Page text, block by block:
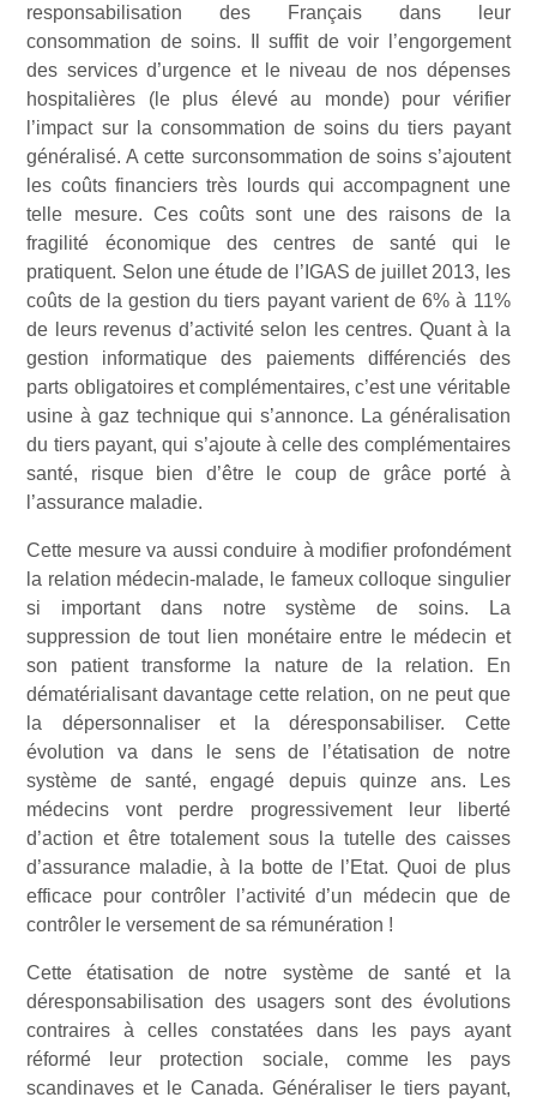
responsabilisation des Français dans leur
consommation de soins. Il suffit de voir l’engorgement
des services d’urgence et le niveau de nos dépenses
hospitalières (le plus élevé au monde) pour vérifier
l’impact sur la consommation de soins du tiers payant
généralisé. A cette surconsommation de soins s’ajoutent
les coûts financiers très lourds qui accompagnent une
telle mesure. Ces coûts sont une des raisons de la
fragilité économique des centres de santé qui le
pratiquent. Selon une étude de l’IGAS de juillet 2013, les
coûts de la gestion du tiers payant varient de 6% à 11%
de leurs revenus d’activité selon les centres. Quant à la
gestion informatique des paiements différenciés des
parts obligatoires et complémentaires, c’est une véritable
usine à gaz technique qui s’annonce. La généralisation
du tiers payant, qui s’ajoute à celle des complémentaires
santé, risque bien d’être le coup de grâce porté à
l’assurance maladie.
Cette mesure va aussi conduire à modifier profondément
la relation médecin-malade, le fameux colloque singulier
si important dans notre système de soins. La
suppression de tout lien monétaire entre le médecin et
son patient transforme la nature de la relation. En
dématérialisant davantage cette relation, on ne peut que
la dépersonnaliser et la déresponsabiliser. Cette
évolution va dans le sens de l’étatisation de notre
système de santé, engagé depuis quinze ans. Les
médecins vont perdre progressivement leur liberté
d’action et être totalement sous la tutelle des caisses
d’assurance maladie, à la botte de l’Etat. Quoi de plus
efficace pour contrôler l’activité d’un médecin que de
contrôler le versement de sa rémunération !
Cette étatisation de notre système de santé et la
déresponsabilisation des usagers sont des évolutions
contraires à celles constatées dans les pays ayant
réformé leur protection sociale, comme les pays
scandinaves et le Canada. Généraliser le tiers payant,